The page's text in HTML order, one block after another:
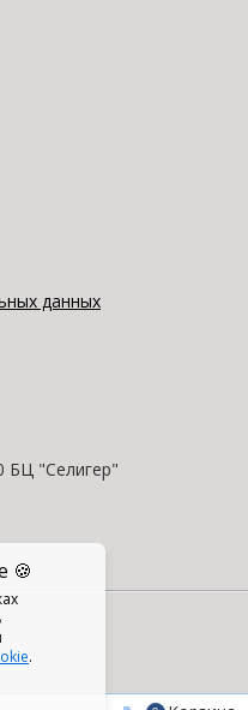
🍪
.
данных
БЦ "Селигер"